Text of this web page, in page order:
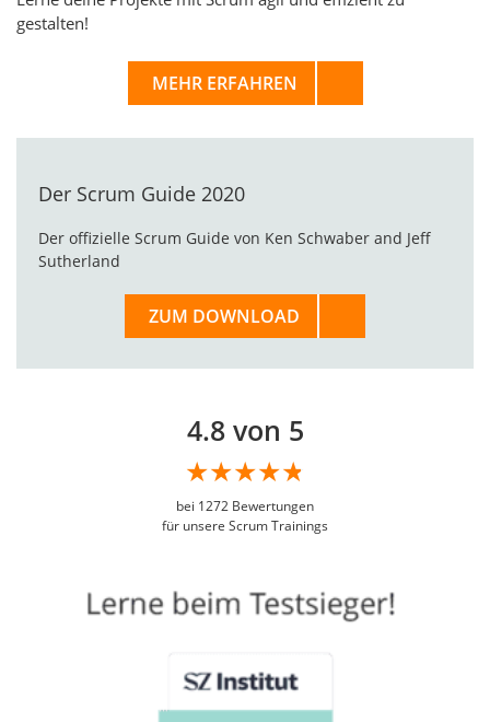
gestalten!
MEHR ERFAHREN
Der Scrum Guide 2020
Der offizielle Scrum Guide von Ken Schwaber and Jeff
Sutherland
ZUM DOWNLOAD
4.8 von 5
bei 1272 Bewertungen
für unsere Scrum Trainings